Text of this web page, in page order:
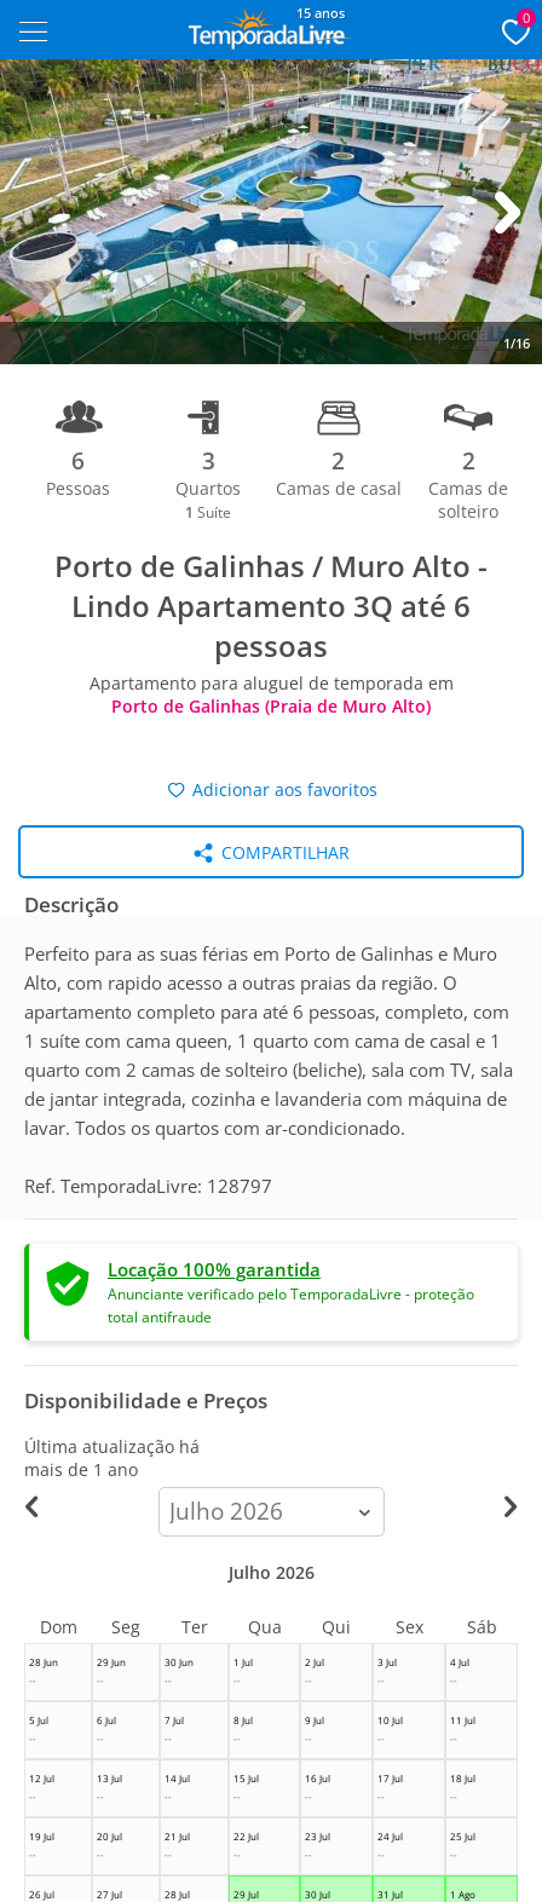
15 anos 0
1/16
Next
6
Pessoas
3
Quartos
1 Suíte
2
Camas de casal
2
Camas de
solteiro
Porto de Galinhas / Muro Alto -
Lindo Apartamento 3Q até 6
pessoas
Apartamento para aluguel de temporada em
Porto de Galinhas (Praia de Muro Alto)
Adicionar aos favoritos
COMPARTILHAR
Descrição
Perfeito para as suas férias em Porto de Galinhas e Muro
Alto, com rapido acesso a outras praias da região. O
apartamento completo para até 6 pessoas, completo, com
1 suíte com cama queen, 1 quarto com cama de casal e 1
quarto com 2 camas de solteiro (beliche), sala com TV, sala
de jantar integrada, cozinha e lavanderia com máquina de
lavar. Todos os quartos com ar-condicionado.
Ref. TemporadaLivre: 128797
Locação 100% garantida
Anunciante verificado pelo TemporadaLivre - proteção
total antifraude
Disponibilidade e Preços
Última atualização há
mais de 1 ano
calendar-
month
28 Jun
--
29 Jun
--
30 Jun
--
1 Jul
--
2 Jul
--
3 Jul
--
4 Jul
--
5 Jul
--
6 Jul
--
7 Jul
--
8 Jul
--
9 Jul
--
10 Jul
--
11 Jul
--
12 Jul
--
13 Jul
--
14 Jul
--
15 Jul
--
16 Jul
--
17 Jul
--
18 Jul
--
19 Jul
--
20 Jul
--
21 Jul
--
22 Jul
--
23 Jul
--
24 Jul
--
25 Jul
--
26 Jul
27 Jul
28 Jul
29 Jul
30 Jul
31 Jul
1 Ago
Julho 2026
Dom Seg Ter Qua Qui Sex Sáb